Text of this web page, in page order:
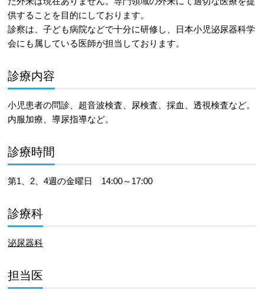
供することを目的にしております。
診察は、子ども病院などで十分に研修し、日本小児泌尿器科学
会にも属している医師が担当しております。
診療内容
小児患者の問診、超音波検査、尿検査、採血、透視検査など。
内服加療、導尿指導など。
診療時間
第1、2、4週の金曜日 14:00～17:00
診療科
泌尿器科
担当医